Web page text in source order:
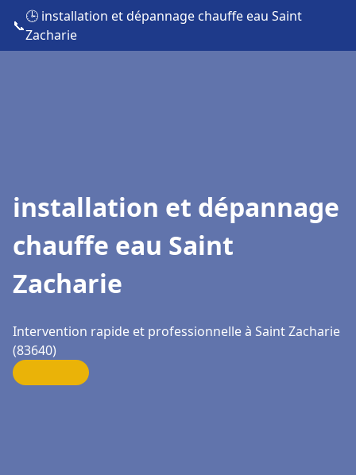
📞
🕒 installation et dépannage chauffe eau Saint
Zacharie
installation et dépannage
chauffe eau Saint
Zacharie
Intervention rapide et professionnelle à Saint Zacharie
(83640)